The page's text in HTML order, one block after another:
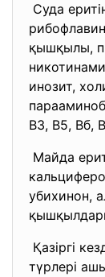
Суда
қышқылы,
инозит,
В3, В5, Вб,
Майда
убихинон,
Қазіргі
түрлері